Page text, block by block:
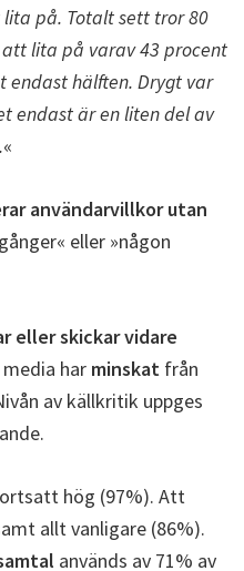
på. Totalt sett tror 80
lita på varav 43 procent
endast hälften. Drygt var
endast är en liten del av
«
användarvillkor utan
eller »någon
eller skickar vidare
har minskat från
av källkritik uppges
hög (97%). Att
allt vanligare (86%).
används av 71% av